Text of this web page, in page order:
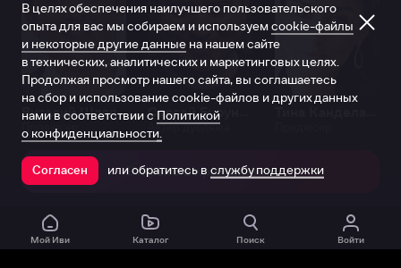
Виталий Шляппо
Продюсер Актёр дубляжа
Открыть в приложении
Мой Иви Каталог Поиск Войти
В целях обеспечения наилучшего пользовательского
опыта для вас мы собираем и используем cookie-файлы
и некоторые другие данные на нашем сайте
в технических, аналитических и маркетинговых целях.
Продолжая просмотр нашего сайта, вы соглашаетесь
на сбор и использование cookie-файлов и других данных
нами в соответствии с Политикой
о конфиденциальности.
Согласен или обратитесь в службу поддержки